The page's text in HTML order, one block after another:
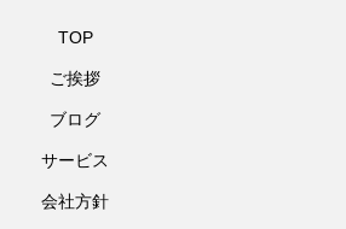
TOP
ご挨拶
ブログ
サービス
会社方針